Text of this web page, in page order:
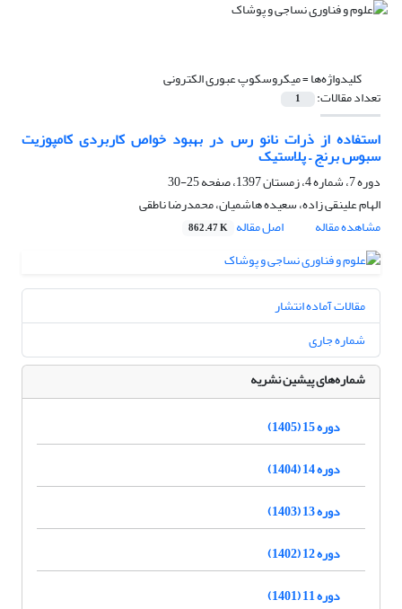
کلیدواژه‌ها =میکروسکوپ عبوری الکترونی
تعداد مقالات: 1
استفاده از ذرات نانو رس در بهبود خواص کاربردی کامپوزیت
سبوس برنج – پلاستیک
دوره 7، شماره 4، زمستان 1397، صفحه
25-30
الهام علینقی زاده، سعیده هاشمیان، محمدرضا ناطقی
مشاهده مقاله
اصل مقاله 862.47 K
مقالات آماده انتشار
شماره جاری
شماره‌های پیشین نشریه
دوره 15 (1405)
دوره 14 (1404)
دوره 13 (1403)
دوره 12 (1402)
دوره 11 (1401)